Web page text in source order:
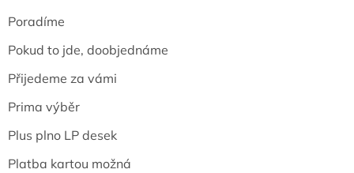
Poradíme
Pokud to jde, doobjednáme
Přijedeme za vámi
Prima výběr
Plus plno LP desek
Platba kartou možná